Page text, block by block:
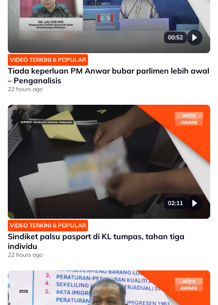
00:52
VIDEO TERKINI & POPULAR
Tiada keperluan PM Anwar bubar parlimen lebih awal
– Penganalisis
22 hours ago
02:11
VIDEO TERKINI & POPULAR
Sindiket palsu pasport di KL tumpas, tahan tiga
individu
22 hours ago